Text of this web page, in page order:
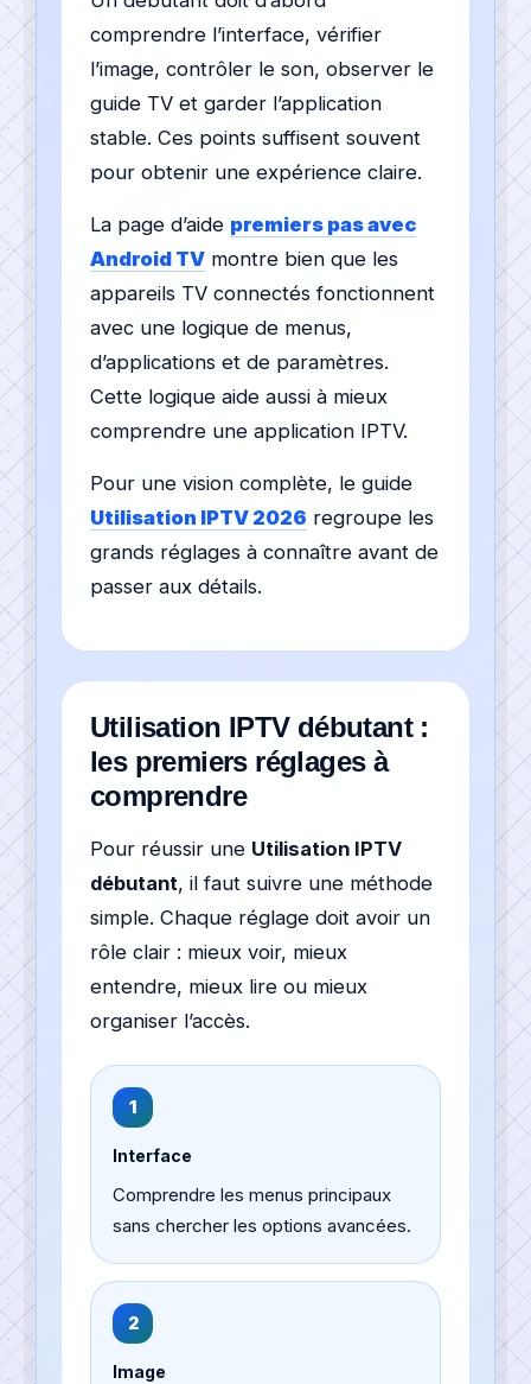
comprendre l’interface, vérifier
l’image, contrôler le son, observer le
guide TV et garder l’application
stable. Ces points suffisent souvent
pour obtenir une expérience claire.
La page d’aide premiers pas avec
Android TV montre bien que les
appareils TV connectés fonctionnent
avec une logique de menus,
d’applications et de paramètres.
Cette logique aide aussi à mieux
comprendre une application IPTV.
Pour une vision complète, le guide
Utilisation IPTV 2026 regroupe les
grands réglages à connaître avant de
passer aux détails.
Utilisation IPTV débutant :
les premiers réglages à
comprendre
Pour réussir une Utilisation IPTV
débutant, il faut suivre une méthode
simple. Chaque réglage doit avoir un
rôle clair : mieux voir, mieux
entendre, mieux lire ou mieux
organiser l’accès.
1
Interface
Comprendre les menus principaux
sans chercher les options avancées.
2
Image